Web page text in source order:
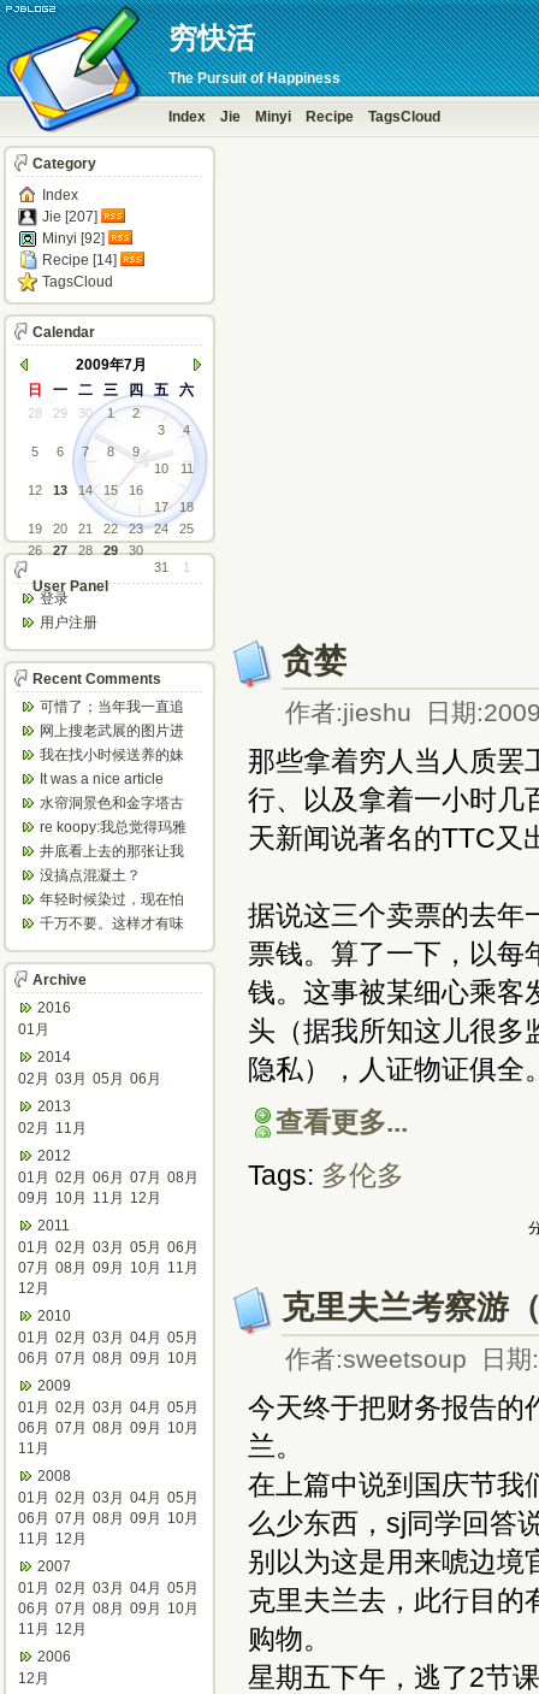
穷快活
The Pursuit of Happiness
Index Jie Minyi Recipe TagsCloud
贪婪
作者:jieshu 日期
那些拿着穷人当人质罢
行、以及拿着一小时几
天新闻说著名的TTC又
据说这三个卖票的去
票钱。算了一下，以每
钱。这事被某细心乘客
头（据我所知这儿很多
隐私），人证物证俱全
查看更多...
Tags: 多伦多
克里夫兰考察游
作者:sweetsoup 日期
今天终于把财务报告的
兰。
在上篇中说到国庆节我
么少东西，sj同学回答
别以为这是用来唬边境
克里夫兰去，此行目的
购物。
星期五下午，逃了2节
Category
Index
Jie [207]
Minyi [92]
Recipe [14]
TagsCloud
Calendar
2009年7月
日
一 二 三 四 五 六
28 29 30 1
2
3
4
5
6 7 8
9
10
11
12
13 14 15
16
17
18
19
20 21 22 23 24
25
26
27 28 29
30
31
1
User Panel
登录
用户注册
Recent Comments
可惜了；当年我一直追
着这个，看博主夫妇一
步步在多伦...
网上搜老武展的图片进
来了，一晃是你十年前
的帖子，时...
我在找小时候送养的妹
妹，有人QQ找我说找到
了匹配的...
It was a nice article
and...
水帘洞景色和金字塔古
迹都不错。
re koopy:我总觉得玛雅
人见过外星人。不然哪...
井底看上去的那张让我
想起了蝙蝠侠。。下棋
那张会不会...
没搞点混凝土？
年轻时候染过，现在怕
伤头发不敢染了。不过
千万不要。这样才有味
气场。
Archive
2016
01月
2014
02月 03月 05月 06月
2013
02月
11月
2012
01月 02月 06月 07月 08月
09月
10月 11月
12月
2011
01月 02月 03月 05月 06月
07月 08月 09月 10月
11月
12月
2010
01月 02月 03月 04月 05月
06月 07月 08月 09月
10月
2009
01月 02月 03月 04月 05月
06月 07月 08月 09月
10月
11月
2008
01月 02月 03月 04月 05月
06月 07月 08月 09月
10月
11月
12月
2007
01月 02月 03月 04月 05月
06月 07月 08月 09月
10月
11月
12月
2006
12月